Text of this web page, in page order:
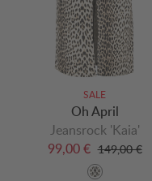
SALE
Oh April
Jeansrock 'Kaia'
99,00 € 149,00 €